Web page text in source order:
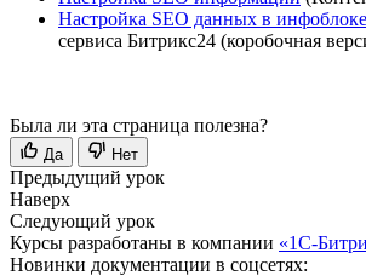
Настройка SEO данных в инфоблоке
сервиса Битрикс24 (коробочная
Была ли эта страница полезна?
Да Нет
Предыдущий урок
Наверх
Следующий урок
Курсы разработаны в компании «1С-
Новинки документации в соцсетях: